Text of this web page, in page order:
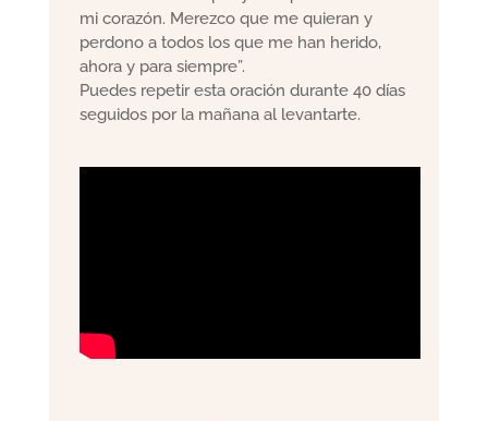
mi corazón. Merezco que me quieran y
perdono a todos los que me han herido,
ahora y para siempre”.
Puedes repetir esta oración durante 40 días
seguidos por la mañana al levantarte.